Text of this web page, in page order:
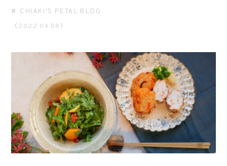
CHIAKI'S PETAL BLOG
（2022.04.08）